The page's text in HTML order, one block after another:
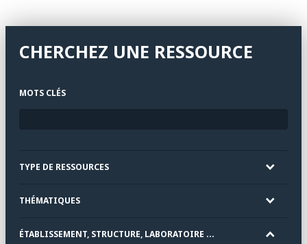
CHERCHEZ UNE RESSOURCE
MOTS CLÉS
TYPE DE RESSOURCES
THÉMATIQUES
ÉTABLISSEMENT, STRUCTURE, LABORATOIRE ...